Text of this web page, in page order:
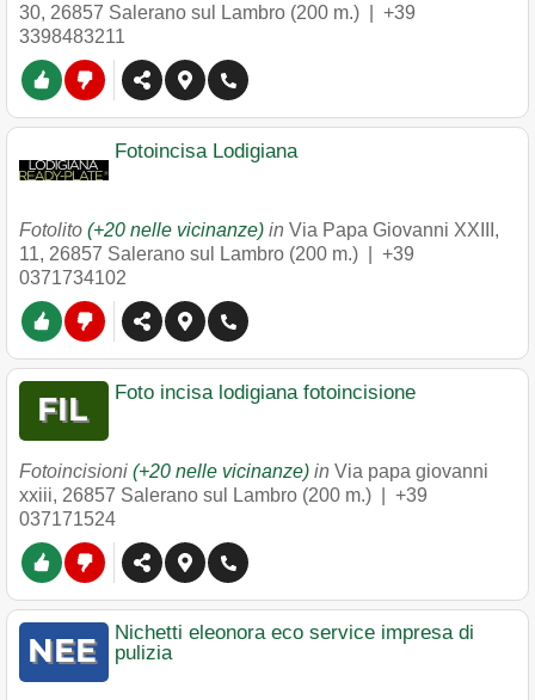
30, 26857 Salerano sul Lambro (200 m.) | +39
3398483211
Fotoincisa Lodigiana
Fotolito (+20 nelle vicinanze) in Via Papa Giovanni XXIII,
11, 26857 Salerano sul Lambro (200 m.) | +39
0371734102
Foto incisa lodigiana fotoincisione
Fotoincisioni (+20 nelle vicinanze) in Via papa giovanni
xxiii, 26857 Salerano sul Lambro (200 m.) | +39
037171524
Nichetti eleonora eco service impresa di
pulizia